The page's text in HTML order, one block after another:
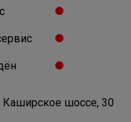
шоссе, 30